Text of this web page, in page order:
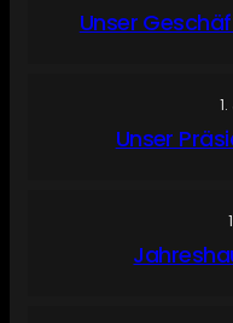
Unser
Unser